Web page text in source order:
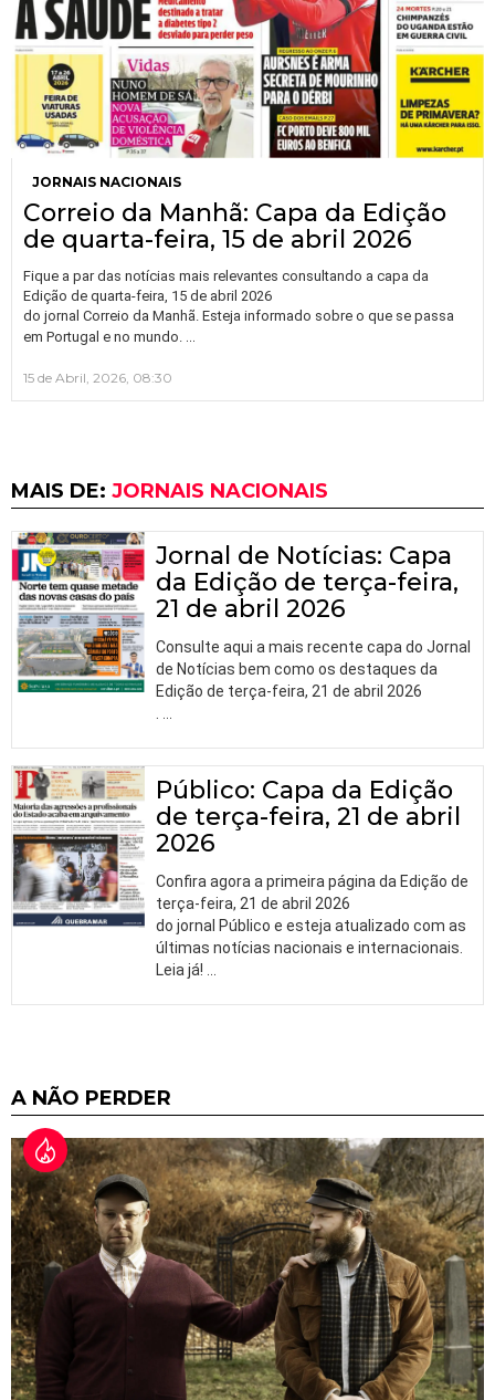
JORNAIS NACIONAIS
Correio da Manhã: Capa da Edição
de quarta-feira, 15 de abril 2026
Fique a par das notícias mais relevantes consultando a capa da
Edição de quarta-feira, 15 de abril 2026
do jornal Correio da Manhã. Esteja informado sobre o que se passa
em Portugal e no mundo.
15 de Abril, 2026, 08:30
MAIS DE: JORNAIS NACIONAIS
Jornal de Notícias: Capa
da Edição de terça-feira,
21 de abril 2026
Consulte aqui a mais recente capa do Jornal
de Notícias bem como os destaques da
Edição de terça-feira, 21 de abril 2026
Público: Capa da Edição
de terça-feira, 21 de abril
2026
Confira agora a primeira página da Edição de
terça-feira, 21 de abril 2026
do jornal Público e esteja atualizado com as
últimas notícias nacionais e internacionais.
Leia já!
A NÃO PERDER